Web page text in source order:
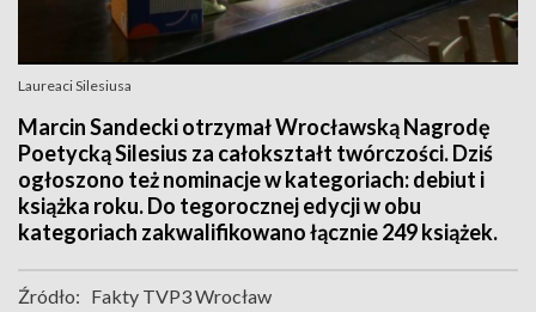
Laureaci Silesiusa
Marcin Sandecki otrzymał Wrocławską Nagrodę
Poetycką Silesius za całokształt twórczości. Dziś
ogłoszono też nominacje w kategoriach: debiut i
książka roku. Do tegorocznej edycji w obu
kategoriach zakwalifikowano łącznie 249 książek.
Źródło: Fakty TVP3 Wrocław